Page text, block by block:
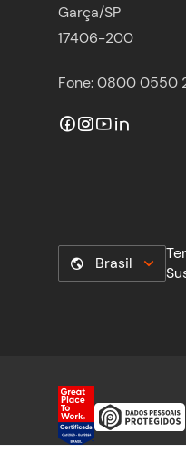
Garça/SP
17406-200
Fone: 0800 0550
Brasil